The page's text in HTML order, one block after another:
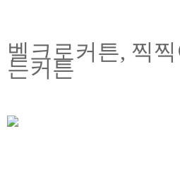
벨크로커튼, 찍찍
는커튼